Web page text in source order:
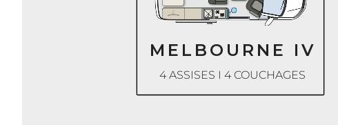
4 ASSISES I 4 COUCHAGES
MELBOURNE IV